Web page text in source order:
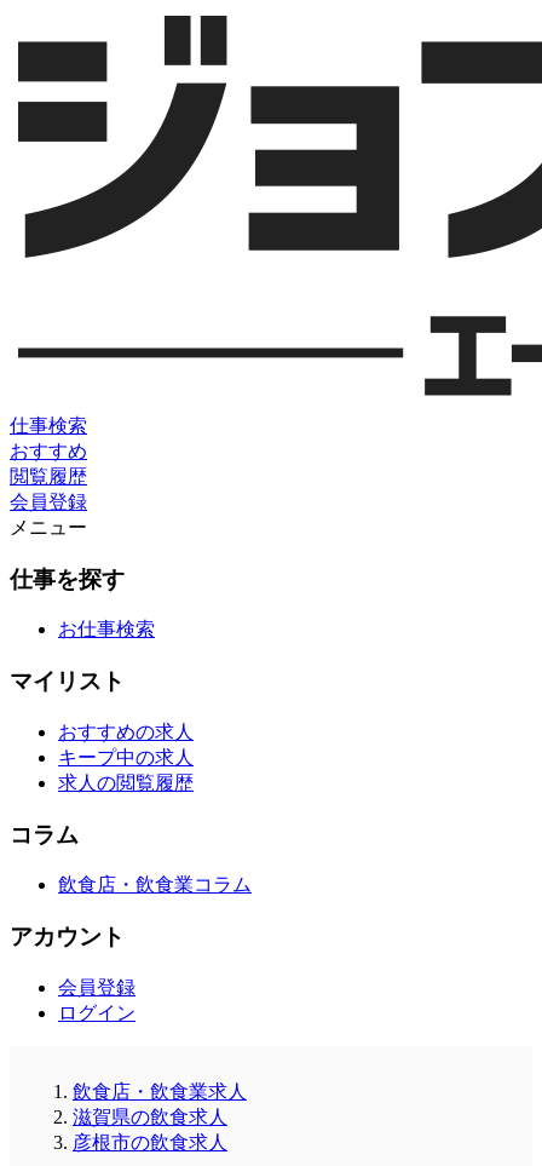
仕事検索
おすすめ
閲覧履歴
会員登録
メニュー
仕事を探す
お仕事検索
マイリスト
おすすめの求人
キープ中の求人
求人の閲覧履歴
コラム
飲食店・飲食業コラム
アカウント
会員登録
ログイン
飲食店・飲食業求人
滋賀県の飲食求人
彦根市の飲食求人